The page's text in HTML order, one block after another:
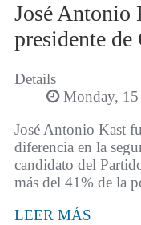
José Antonio
presidente
Details
Monday, 15
José Antonio Kast
diferencia en la
candidato del
más del 41% de la
LEER MÁS